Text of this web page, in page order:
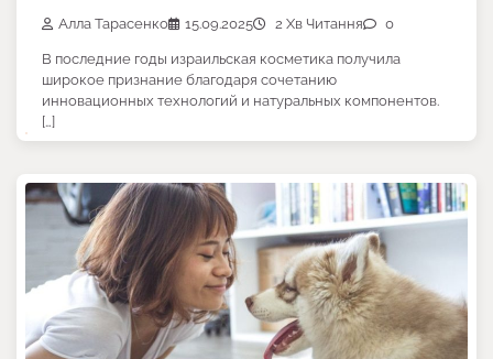
Алла Тарасенко 15.09.2025 2 Хв Читання 0
В последние годы израильская косметика получила
широкое признание благодаря сочетанию
инновационных технологий и натуральных компонентов.
[…]